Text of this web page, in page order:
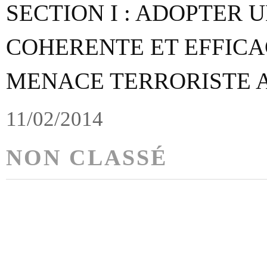
SECTION I : ADOPTER
COHERENTE ET
MENACE TERRORISTE
11/02/2014
NON CLASSÉ